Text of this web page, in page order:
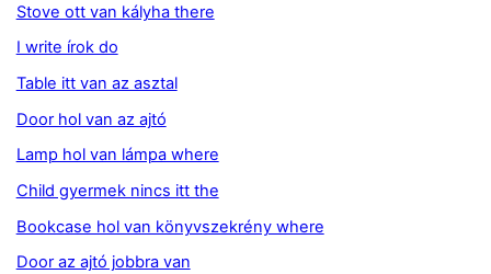
Stove ott van kályha there
I write írok do
Table itt van az asztal
Door hol van az ajtó
Lamp hol van lámpa where
Child gyermek nincs itt the
Bookcase hol van könyvszekrény where
Door az ajtó jobbra van